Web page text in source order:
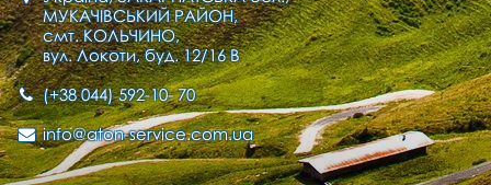
МУКАЧІВСЬКИЙ РАЙОН,
смт. КОЛЬЧИНО,
вул. Локоти, буд. 12/16 В
(+38 044) 592-10- 70
info@aton-service.com.ua